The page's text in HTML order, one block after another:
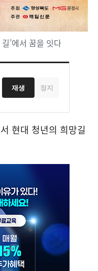
’에서 꿈을 잇다
재생 정지
현대 청년의 희망길